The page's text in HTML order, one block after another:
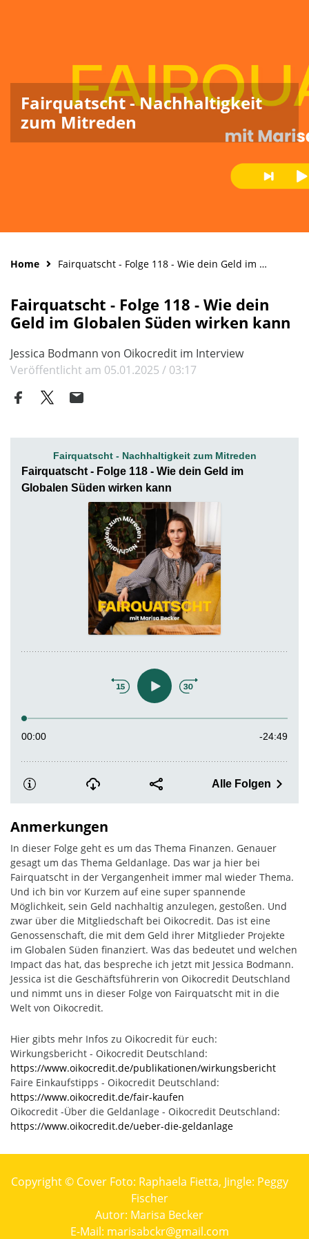
Fairquatscht - Nachhaltigkeit
zum Mitreden
Home Fairquatscht - Folge 118 - Wie dein Geld im Globalen Süden wirken kann
Fairquatscht - Folge 118 - Wie dein
Geld im Globalen Süden wirken kann
Jessica Bodmann von Oikocredit im Interview
Veröffentlicht am 05.01.2025 / 03:17
Anmerkungen
In dieser Folge geht es um das Thema Finanzen. Genauer
gesagt um das Thema Geldanlage. Das war ja hier bei
Fairquatscht in der Vergangenheit immer mal wieder Thema.
Und ich bin vor Kurzem auf eine super spannende
Möglichkeit, sein Geld nachhaltig anzulegen, gestoßen. Und
zwar über die Mitgliedschaft bei Oikocredit. Das ist eine
Genossenschaft, die mit dem Geld ihrer Mitglieder Projekte
im Globalen Süden finanziert. Was das bedeutet und welchen
Impact das hat, das bespreche ich jetzt mit Jessica Bodmann.
Jessica ist die Geschäftsführerin von Oikocredit Deutschland
und nimmt uns in dieser Folge von Fairquatscht mit in die
Welt von Oikocredit.
Hier gibts mehr Infos zu Oikocredit für euch:
Wirkungsbericht - Oikocredit Deutschland:
https://www.oikocredit.de/publikationen/wirkungsbericht
Faire Einkaufstipps - Oikocredit Deutschland:
https://www.oikocredit.de/fair-kaufen
Oikocredit -Über die Geldanlage - Oikocredit Deutschland:
https://www.oikocredit.de/ueber-die-geldanlage
Copyright © Cover Foto: Raphaela Fietta, Jingle: Peggy
Fischer
Autor: Marisa Becker
E-Mail: marisabckr@gmail.com